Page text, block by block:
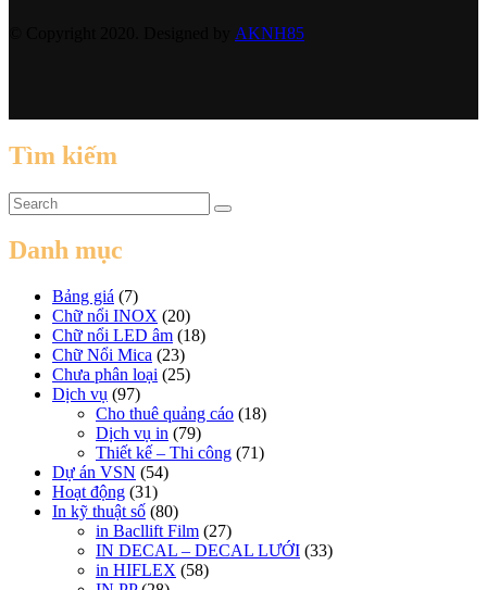
AKNH85
Tìm kiếm
Danh mục
Bảng giá (7)
Chữ nổi INOX (20)
Chữ nổi LED âm (18)
Chữ Nổi Mica (23)
Chưa phân loại (25)
Dịch vụ (97)
Cho thuê quảng cáo (18)
Dịch vụ in (79)
Thiết kế – Thi công (71)
Dự án VSN (54)
Hoạt động (31)
In kỹ thuật số (80)
in Bacllift Film (27)
IN DECAL – DECAL LƯỚI (33)
in HIFLEX (58)